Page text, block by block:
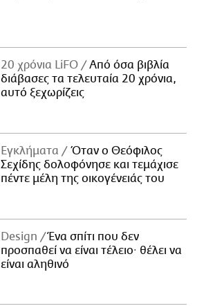
20 χρόνια LiFO
Από όσα βιβλία
διάβασες τα τελευταία 20 χρόνια,
αυτό ξεχωρίζεις
Εγκλήματα
Όταν ο Θεόφιλος
Σεχίδης δολοφόνησε και τεμάχισε
πέντε μέλη της οικογένειάς του
Design
Ένα σπίτι που δεν
προσπαθεί να είναι τέλειο· θέλει να
είναι αληθινό